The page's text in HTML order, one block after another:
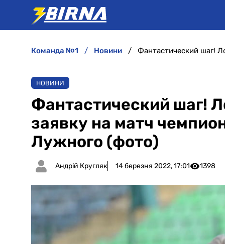
команда №1 новини
НОВИНИ
Фантастический шаг!
заявку на матч
Лужного (фото)
Андрій Кругляк 14 березня 2022, 17:01 1398